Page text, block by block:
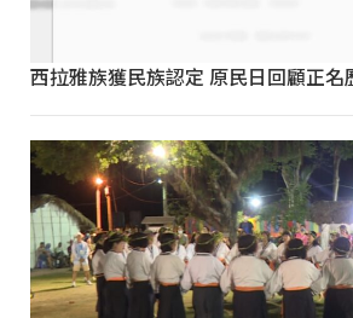
西拉雅族獲民族認定 原民日回顧正名